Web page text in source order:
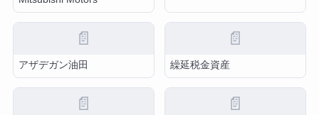
📄
アザデガン油田
📄
繰延税金資産
📄 📄